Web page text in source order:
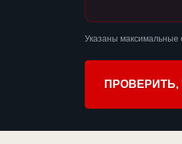
Указаны максимальные